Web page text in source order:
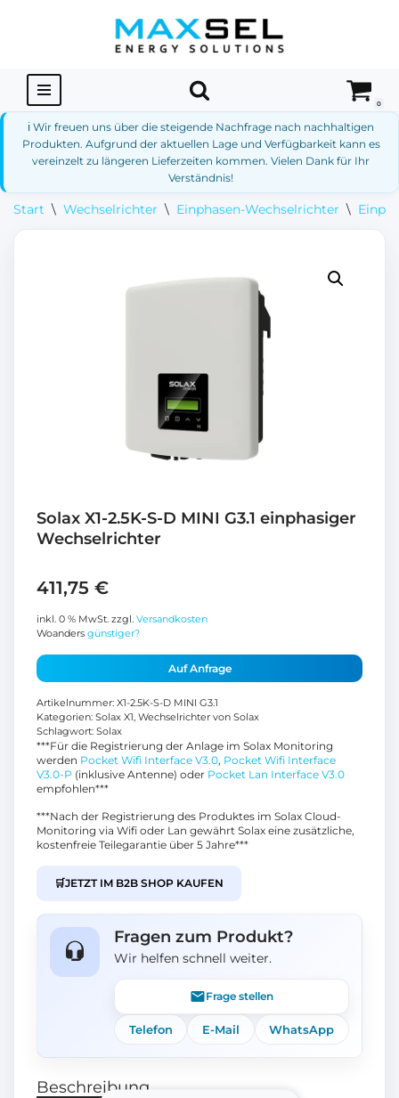
springen
0
ℹ️ Wir freuen uns über die steigende Nachfrage nach nachhaltigen
Produkten. Aufgrund der aktuellen Lage und Verfügbarkeit kann es
vereinzelt zu längeren Lieferzeiten kommen. Vielen Dank für Ihr
Verständnis!
Start \ Wechselrichter \ Einphasen-Wechselrichter \
Solax X1-2.5K-S-D MINI G3.1 einphasiger
Wechselrichter
411,75 €
inkl. 0 % MwSt. zzgl. Versandkosten
Woanders günstiger?
Auf Anfrage
Artikelnummer: X1-2.5K-S-D MINI G3.1
Kategorien: Solax X1 Wechselrichter von Solax
Schlagwort: Solax
***Für die Registrierung der Anlage im Solax Monitoring
werden Pocket Wifi Interface V3.0, Pocket Wifi Interface
V3.0-P (inklusive Antenne) oder Pocket Lan Interface V3.0
empfohlen***
***Nach der Registrierung des Produktes im Solax Cloud-
Monitoring via Wifi oder Lan gewährt Solax eine zusätzliche,
kostenfreie Teilegarantie über 5 Jahre***
🛒JETZT IM B2B SHOP KAUFEN
Fragen zum Produkt?
Wir helfen schnell weiter.
Frage stellen
Telefon E-Mail WhatsApp
Beschreibung